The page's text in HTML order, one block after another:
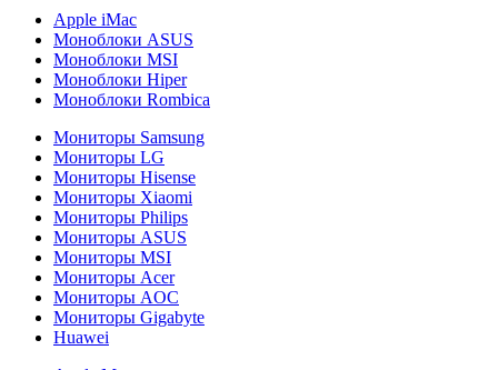
Apple iMac
Моноблоки ASUS
Моноблоки MSI
Моноблоки Hiper
Моноблоки Rombica
Мониторы Samsung
Мониторы LG
Мониторы Hisense
Мониторы Xiaomi
Мониторы Philips
Мониторы ASUS
Мониторы MSI
Мониторы Acer
Мониторы AOC
Мониторы Gigabyte
Huawei